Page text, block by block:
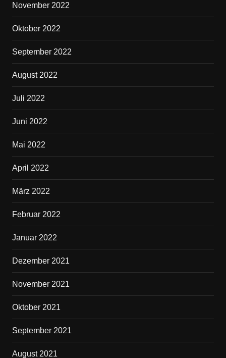
November 2022
Oktober 2022
September 2022
August 2022
Juli 2022
Juni 2022
Mai 2022
April 2022
März 2022
Februar 2022
Januar 2022
Dezember 2021
November 2021
Oktober 2021
September 2021
August 2021